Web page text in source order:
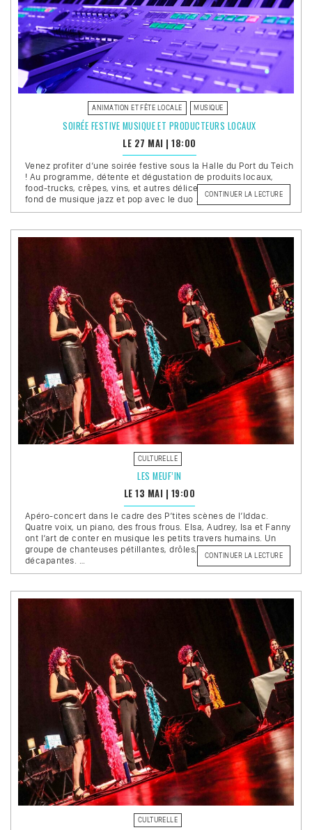
ANIMATION ET FÊTE LOCALE MUSIQUE
SOIRÉE FESTIVE MUSIQUE ET PRODUCTEURS LOCAUX
LE 27 MAI |18:00
Venez profiter d’une soirée festive sous la Halle du Port du Teich
! Au programme, détente et dégustation de produits locaux,
food-trucks, crêpes, vins, et autres délices… Tout cela sur un
fond de musique jazz et pop avec le duo …
CONTINUER LA LECTUREDE
FESTIVE
CULTURELLE
LES MEUF’IN
LE 13 MAI | 19:00
Apéro-concert dans le cadre des P’tites scènes de l’Iddac.
Quatre voix, un piano, des frous frous. Elsa, Audrey, Isa et Fanny
ont l’art de conter en musique les petits travers humains. Un
groupe de chanteuses pétillantes, drôles, aux compositions
décapantes. …
CONTINUER LA LECTUREDE
MEUF’IN
CULTURELLE